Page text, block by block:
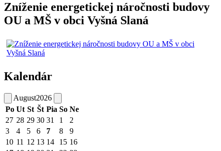
Zníženie energetickej náročnosti budovy
OU a MŠ v obci Vyšná Slaná
Kalendár
August2026
Po Ut St Št Pia So Ne
27 28 29 30 31 1
2
3
4 5 6 7 8
9
10 11 12 13 14 15 16